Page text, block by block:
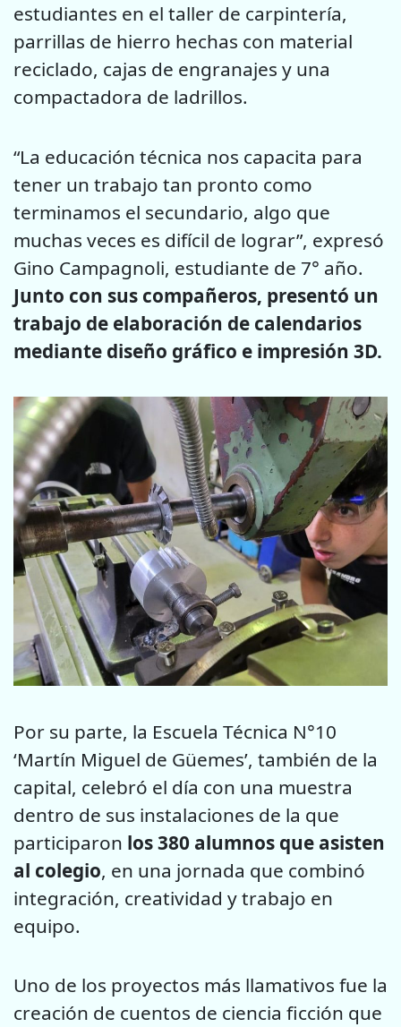
estudiantes en el taller de carpintería,
parrillas de hierro hechas con material
reciclado, cajas de engranajes y una
compactadora de ladrillos.
“La educación técnica nos capacita para
tener un trabajo tan pronto como
terminamos el secundario, algo que
muchas veces es difícil de lograr”, expresó
Gino Campagnoli, estudiante de 7° año.
Junto con sus compañeros, presentó un
trabajo de elaboración de calendarios
mediante diseño gráfico e impresión 3D.
Por su parte, la Escuela Técnica N°10
‘Martín Miguel de Güemes’, también de la
capital, celebró el día con una muestra
dentro de sus instalaciones de la que
participaron los 380 alumnos que asisten
al colegio, en una jornada que combinó
integración, creatividad y trabajo en
equipo.
Uno de los proyectos más llamativos fue la
creación de cuentos de ciencia ficción que